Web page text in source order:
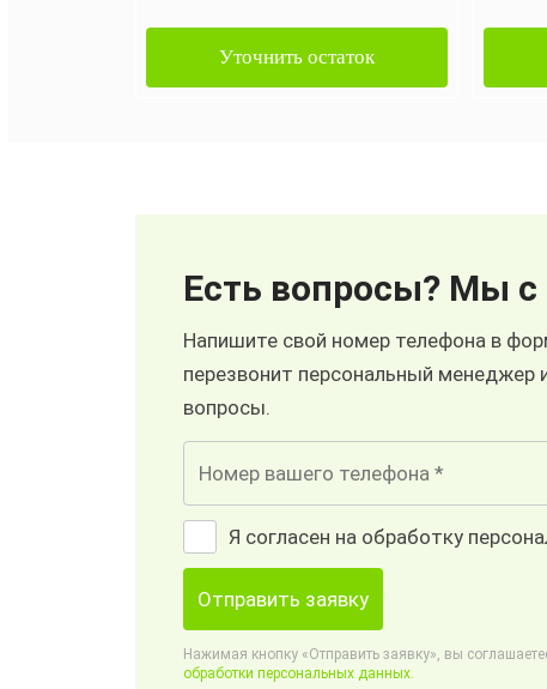
Уточнить остаток
Есть вопросы? Мы
Напишите свой номер телефона в
перезвонит персональный
вопросы.
Я согласен на обработку
Отправить заявку
Нажимая кнопку «Отправить заявку», вы
обработки персональных данных.